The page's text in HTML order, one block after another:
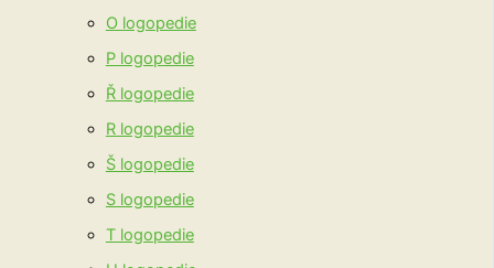
O logopedie
P logopedie
Ř logopedie
R logopedie
Š logopedie
S logopedie
T logopedie